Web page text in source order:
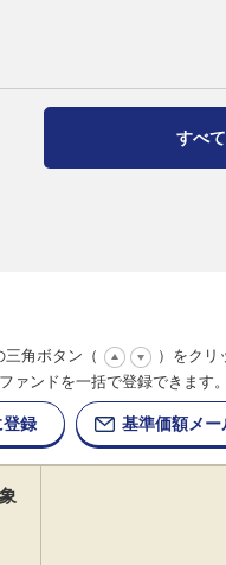
すべて
角ボタン（
）をクリ
ァンドを一括で登録できます。
登録 基準価額メー